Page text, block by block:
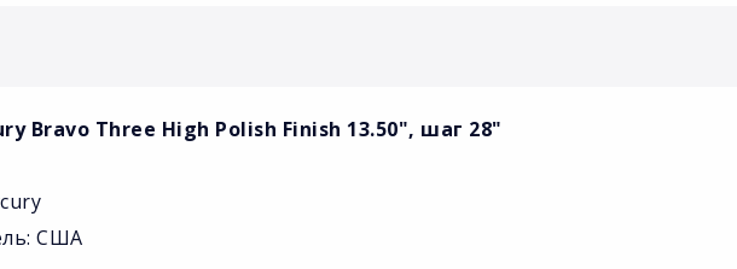
Bravo Three High Polish Finish 13.50", шаг 28"
США